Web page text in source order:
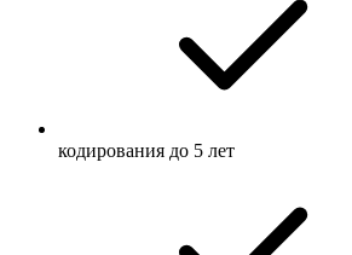
кодирования до 5 лет